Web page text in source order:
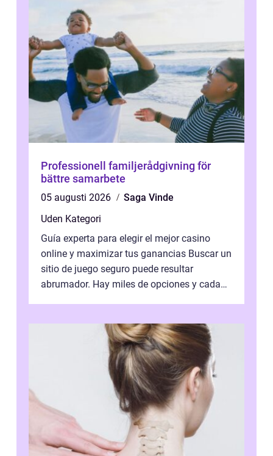
Professionell familjerådgivning för
bättre samarbete
05 augusti 2026
Saga Vinde
Uden Kategori
Guía experta para elegir el mejor casino
online y maximizar tus ganancias Buscar un
sitio de juego seguro puede resultar
abrumador. Hay miles de opciones y cada